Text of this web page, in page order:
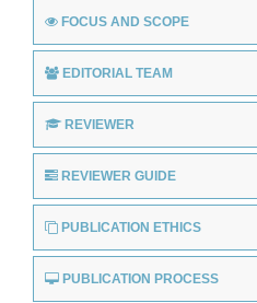
FOCUS AND SCOPE
EDITORIAL TEAM
REVIEWER
REVIEWER GUIDE
PUBLICATION ETHICS
PUBLICATION PROCESS